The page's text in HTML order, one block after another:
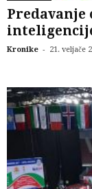
Predavanje
Kronike - 21. veljače